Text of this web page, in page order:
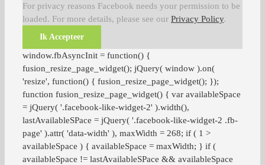
For privacy reasons Facebook needs your permission to be
loaded. For more details, please see our Privacy Policy.
Ik Accepteer
window.fbAsyncInit = function() {
fusion_resize_page_widget(); jQuery( window ).on(
'resize', function() { fusion_resize_page_widget(); });
function fusion_resize_page_widget() { var availableSpace
= jQuery( '.facebook-like-widget-2' ).width(),
lastAvailableSPace = jQuery( '.facebook-like-widget-2 .fb-
page' ).attr( 'data-width' ), maxWidth = 268; if ( 1 >
availableSpace ) { availableSpace = maxWidth; } if (
availableSpace != lastAvailableSPace && availableSpace